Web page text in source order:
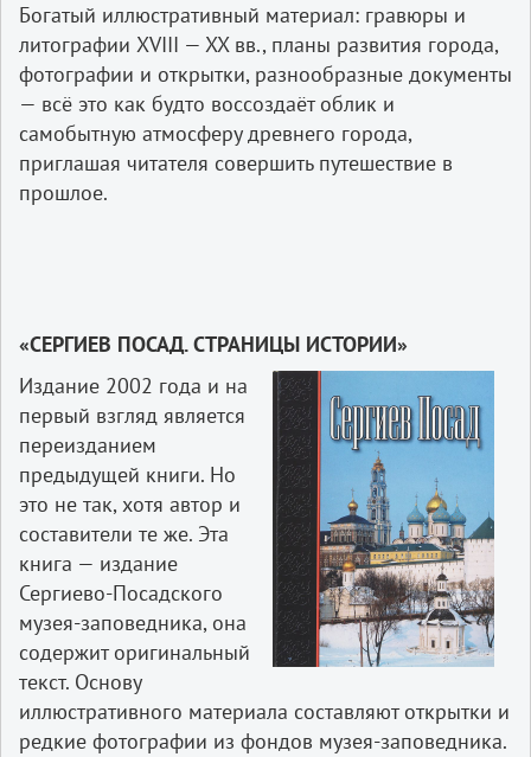
Богатый иллюстративный материал: гравюры и
литографии XVIII — XX вв., планы развития города,
фотографии и открытки, разнообразные документы
— всё это как будто воссоздаёт облик и
самобытную атмосферу древнего города,
приглашая читателя совершить путешествие в
прошлое.
«СЕРГИЕВ ПОСАД. СТРАНИЦЫ ИСТОРИИ»
Издание 2002 года и на
первый взгляд является
переизданием
предыдущей книги. Но
это не так, хотя автор и
составители те же. Эта
книга — издание
Сергиево-Посадского
музея-заповедника, она
содержит оригинальный
текст. Основу
иллюстративного материала составляют открытки и
редкие фотографии из фондов музея-заповедника.